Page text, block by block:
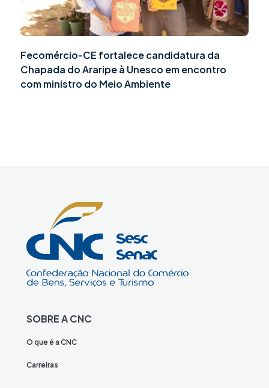
Fecomércio-CE fortalece candidatura da
Chapada do Araripe à Unesco em encontro
com ministro do Meio Ambiente
SOBRE A CNC
O que é a CNC
Carreiras